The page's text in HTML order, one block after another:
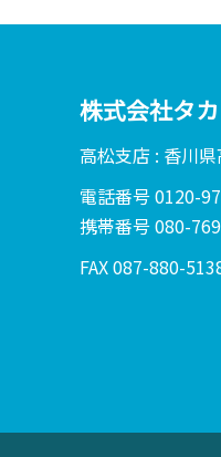
株式会社タ
高松支店 : 香川
電話番号 0120-
携帯番号 080-
FAX 087-880-